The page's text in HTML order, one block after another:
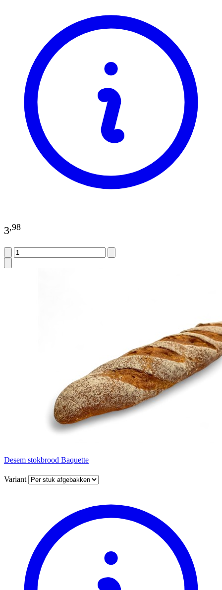
3,98
Desem stokbrood Baquette
Variant